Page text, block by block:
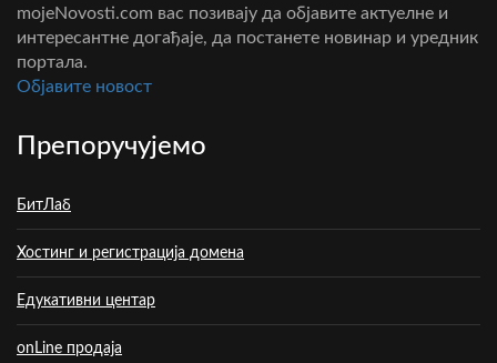
mojeNovosti.com вас позивају да објавите актуелне и
интересантне догађаје, да постанете новинар и уредник
портала.
Oбјавите новост
Препоручујемо
БитЛаб
Хостинг и регистрација домена
Едукативни центар
onLine продаја